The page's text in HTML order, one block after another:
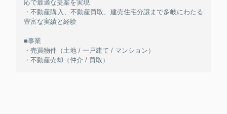
応で最適な提案を実現
・不動産購入、不動産買取、建売住宅分譲まで多岐にわたる
豊富な実績と経験
■事業
・売買物件（土地 / 一戸建て / マンション）
・不動産売却（仲介 / 買取）